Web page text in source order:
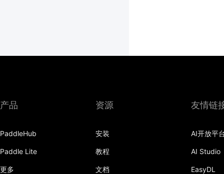
产品
PaddleHub
Paddle Lite
更多
资源
安装
教程
文档
友情链
AI开放平
AI Studio
EasyDL